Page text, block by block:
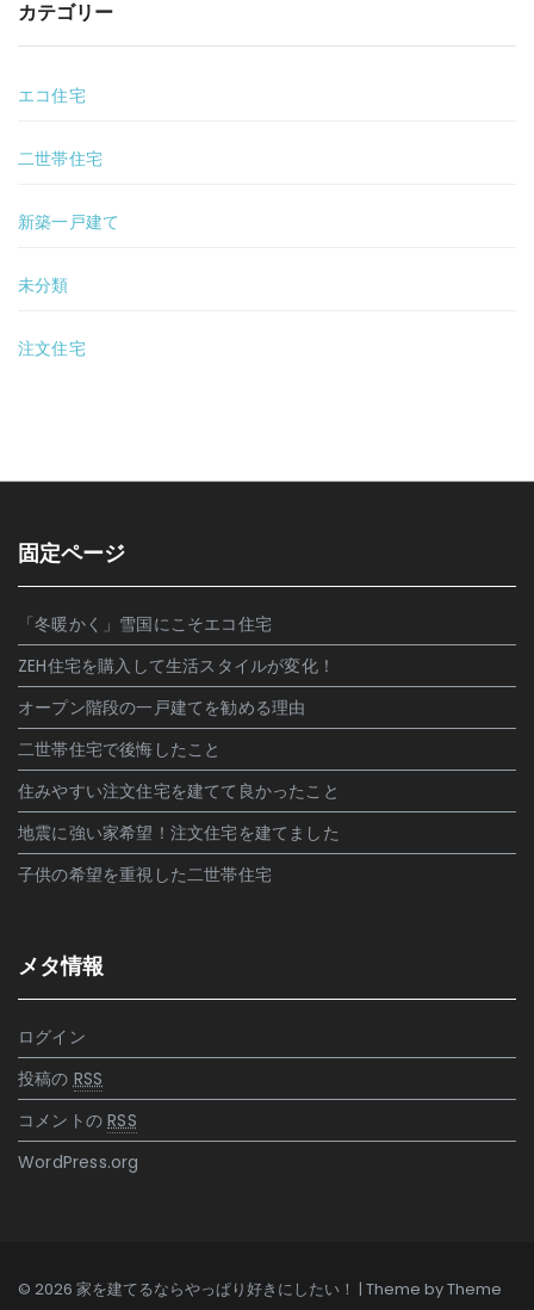
カテゴリー
エコ住宅
二世帯住宅
新築一戸建て
未分類
注文住宅
固定ページ
「冬暖かく」雪国にこそエコ住宅
ZEH住宅を購入して生活スタイルが変化！
オープン階段の一戸建てを勧める理由
二世帯住宅で後悔したこと
住みやすい注文住宅を建てて良かったこと
地震に強い家希望！注文住宅を建てました
子供の希望を重視した二世帯住宅
メタ情報
ログイン
投稿のRSS
コメントのRSS
WordPress.org
© 2026 家を建てるならやっぱり好きにしたい！ | Theme byTheme